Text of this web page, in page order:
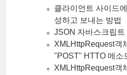
클라이언트 사이드
성하고 보내는 방법
JSON 자바스크립
XMLHttpRequest객
"POST" HTTO 메소
XMLHttpRequest객